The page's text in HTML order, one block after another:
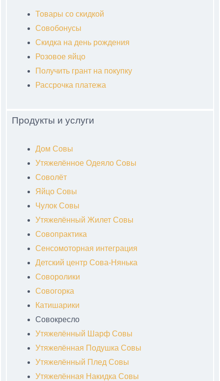
Товары со скидкой
Совобонусы
Скидка на день рождения
Розовое яйцо
Получить грант на покупку
Рассрочка платежа
Продукты и услуги
Дом Совы
Утяжелённое Одеяло Совы
Соволёт
Яйцо Совы
Чулок Совы
Утяжелённый Жилет Совы
Совопрактика
Сенсомоторная интеграция
Детский центр Сова-Нянька
Соворолики
Совогорка
Катишарики
Совокресло
Утяжелённый Шарф Совы
Утяжелённая Подушка Совы
Утяжелённый Плед Совы
Утяжелённая Накидка Совы